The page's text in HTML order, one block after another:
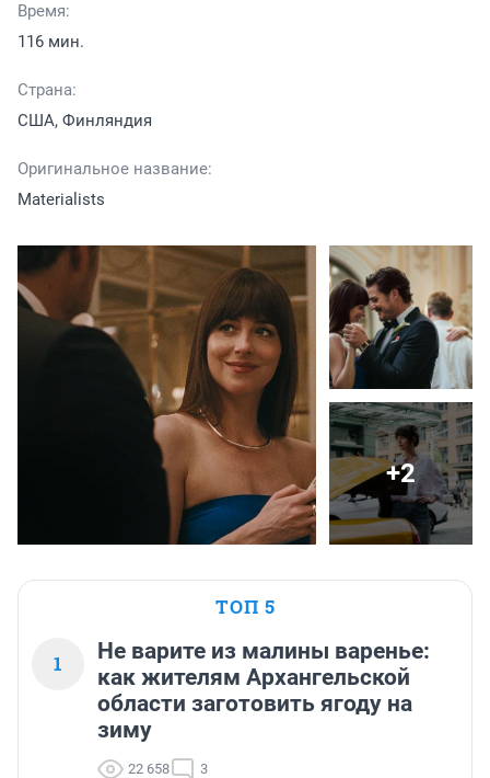
Время:
116 мин.
Страна:
США, Финляндия
Оригинальное название:
Materialists
+2
ТОП 5
1
Не варите из малины варенье:
как жителям Архангельской
области заготовить ягоду на
зиму
22 658 3